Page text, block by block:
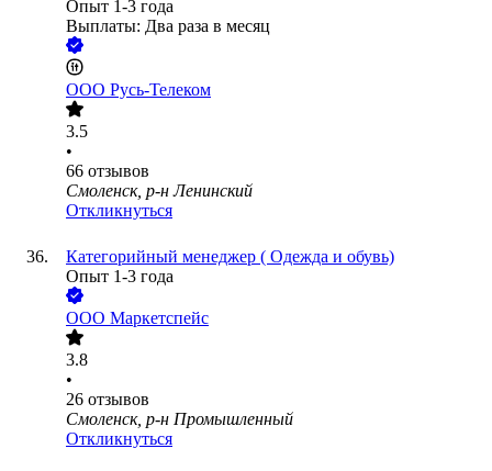
Опыт 1-3 года
Выплаты: Два раза в месяц
ООО Русь-Телеком
3.5
•
66 отзывов
Смоленск, р-н Ленинский
Откликнуться
Категорийный менеджер ( Одежда и обувь)
Опыт 1-3 года
ООО Маркетспейс
3.8
•
26 отзывов
Смоленск, р-н Промышленный
Откликнуться